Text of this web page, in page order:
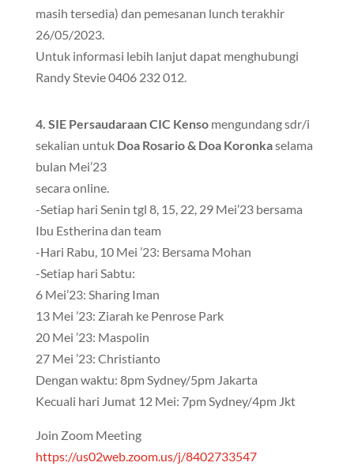
masih tersedia) dan pemesanan lunch terakhir
26/05/2023.
Untuk informasi lebih lanjut dapat menghubungi
Randy Stevie 0406 232 012.
4. SIE Persaudaraan CIC Kenso mengundang sdr/i
sekalian untuk Doa Rosario & Doa Koronkaselama
bulan Mei’23
secara online.
-Setiap hari Senin tgl 8, 15, 22, 29 Mei’23 bersama
Ibu Estherina dan team
-Hari Rabu, 10 Mei ’23: Bersama Mohan
-Setiap hari Sabtu:
6 Mei’23: Sharing Iman
13 Mei ’23: Ziarah ke Penrose Park
20 Mei ’23: Maspolin
27 Mei ’23: Christianto
Dengan waktu: 8pm Sydney/5pm Jakarta
Kecuali hari Jumat 12 Mei: 7pm Sydney/4pm Jkt
Join Zoom Meeting
https://us02web.zoom.us/j/8402733547